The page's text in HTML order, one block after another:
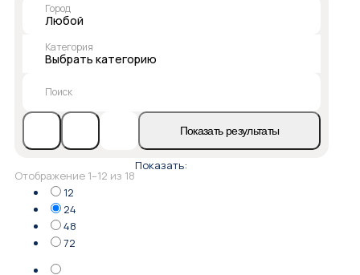
Город
Любой
Категория
Выбрать категорию
Поиск
Показать результаты
Отображение 1–12 из 18
Показать:
12
24
48
72